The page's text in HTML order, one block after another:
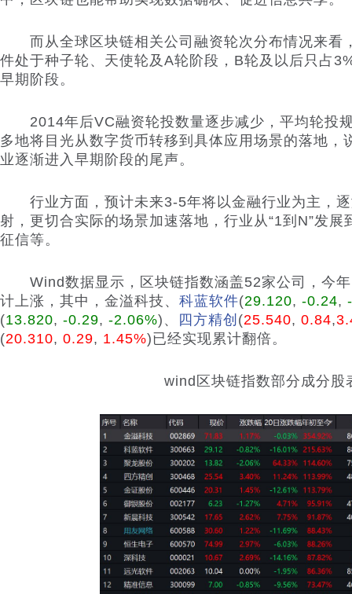
而从全球区块链相关公司融资轮次分布情况来看
件处于种子轮、天使轮及A轮阶段，B轮及以后只占
早期阶段。
2014年后VC融资轮投数量逐步减少，平均轮投
多地将目光从数字货币转移到具体应用场景的落地，
业逐渐进入早期阶段的尾声。
行业方面，预计未来3-5年将以金融行业为主，逐
射，更切合实际的场景加速落地，行业从“1到N”发
征信等。
Wind数据显示，区块链指数涵盖52家公司，今年
计上涨，其中，金溢科技、 科蓝软件(29.120, -0.24,
(13.820, -0.29, -2.06%) 、 四方精创 (25.540, 0.84,
(20.310, 0.29, 1.45%) 已经实现累计翻倍。
wind区块链指数部分成分股